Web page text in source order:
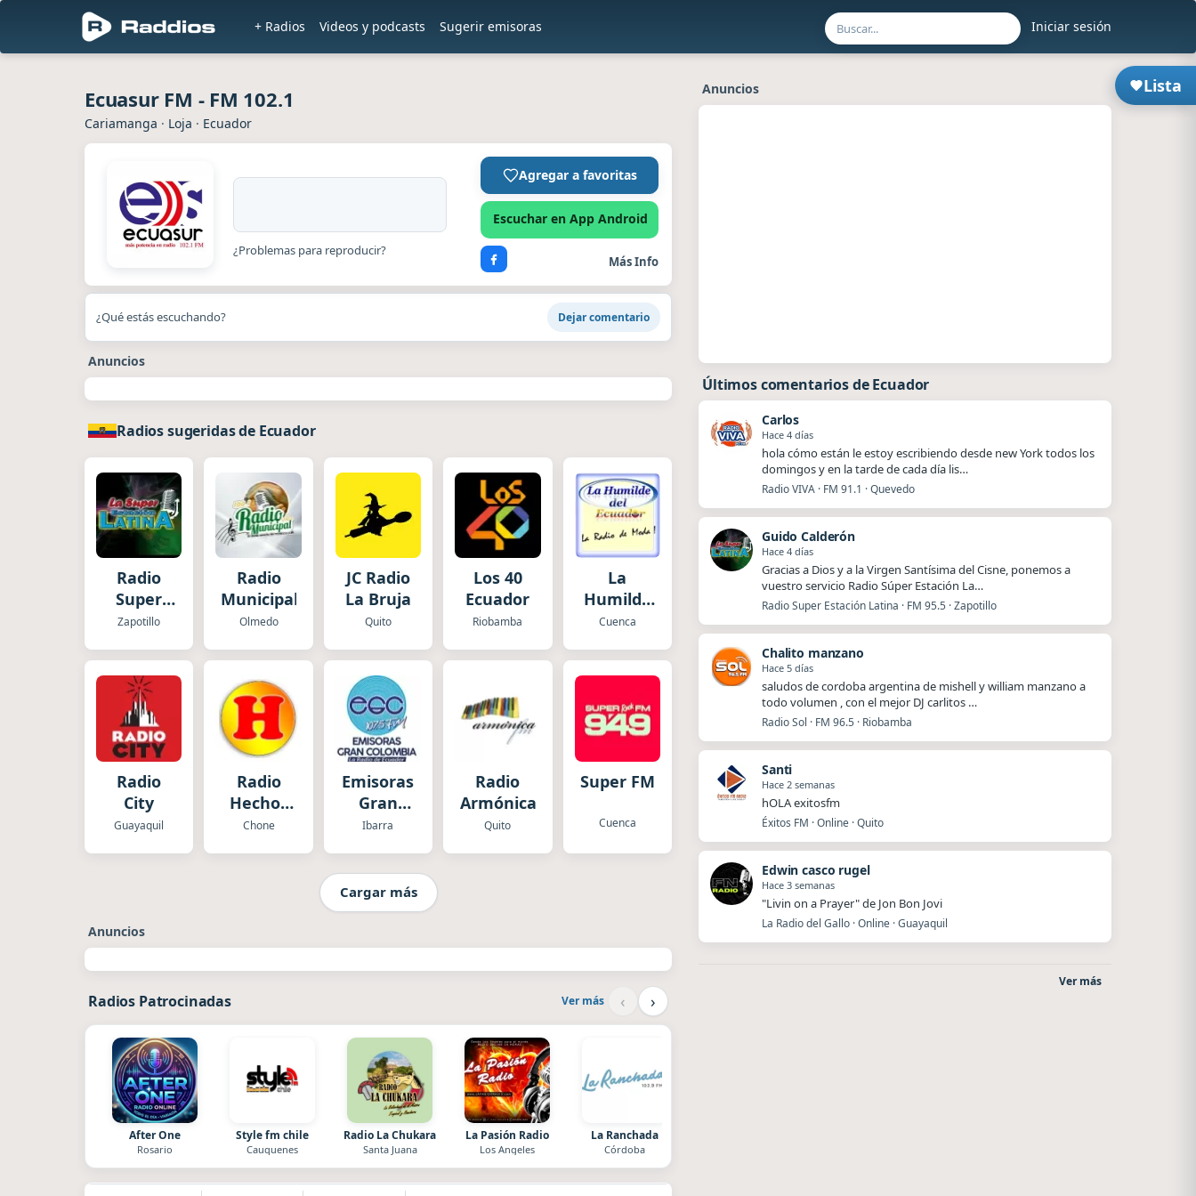
Iniciar sesión
+ Radios Videos y podcasts Sugerir emisoras
Lista
Ecuasur FM - FM 102.1
Cariamanga · Loja · Ecuador
¿Problemas para reproducir?
Agregar a favoritas
Escuchar en App Android
Más Info
¿Qué estás escuchando? Dejar comentario
Anuncios
Radios sugeridas de Ecuador
Radio
Super
Estación
Zapotillo
Radio
Municipal
Olmedo
JC Radio
La Bruja
Quito
Los 40
Ecuador
Riobamba
La
Humilde
del
Cuenca
Radio
City
Guayaquil
Radio
Hechos
Ecuador
Chone
Emisoras
Gran
Colombia
Ibarra
Radio
Armónica
Quito
Super FM
Cuenca
Cargar más
Anuncios
Radios Patrocinadas Ver más ‹ ›
After One
Rosario
Style fm chile
Cauquenes
Radio La Chukara
Santa Juana
La Pasión Radio
Los Angeles
La Ranchada
Córdoba
Anuncios
Últimos comentarios de Ecuador
Carlos
Hace 4 días
hola cómo están le estoy escribiendo desde new York todos los
domingos y en la tarde de cada día lis…
Radio VIVA · FM 91.1 · Quevedo
Guido Calderón
Hace 4 días
Gracias a Dios y a la Virgen Santísima del Cisne, ponemos a
vuestro servicio Radio Súper Estación La…
Radio Super Estación Latina · FM 95.5 · Zapotillo
Chalito manzano
Hace 5 días
saludos de cordoba argentina de mishell y william manzano a
todo volumen , con el mejor DJ carlitos …
Radio Sol · FM 96.5 · Riobamba
Santi
Hace 2 semanas
hOLA exitosfm
Éxitos FM · Online · Quito
Edwin casco rugel
Hace 3 semanas
"Livin on a Prayer" de Jon Bon Jovi
La Radio del Gallo · Online · Guayaquil
Ver más